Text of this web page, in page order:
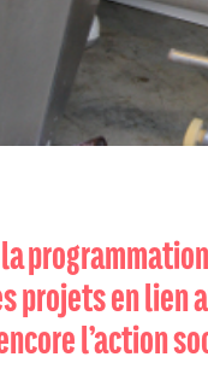
projets en lien
l’action